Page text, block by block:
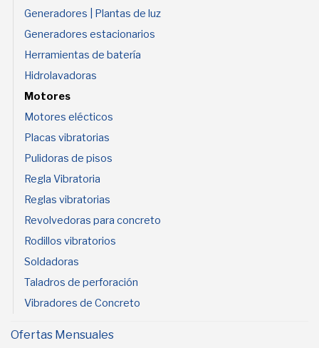
Generadores | Plantas de luz
Generadores estacionarios
Herramientas de batería
Hidrolavadoras
Motores
Motores elécticos
Placas vibratorias
Pulidoras de pisos
Regla Vibratoria
Reglas vibratorias
Revolvedoras para concreto
Rodillos vibratorios
Soldadoras
Taladros de perforación
Vibradores de Concreto
Ofertas Mensuales